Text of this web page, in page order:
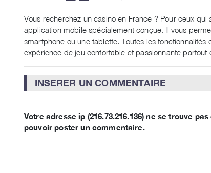
Vous recherchez un casino en France ? Pour ceux
application mobile spécialement conçue. Il vous
smartphone ou une tablette. Toutes les
expérience de jeu confortable et passionnante partout
INSERER UN COMMENTAIRE
Votre adresse ip (216.73.216.136) ne se trouve
pouvoir poster un commentaire.